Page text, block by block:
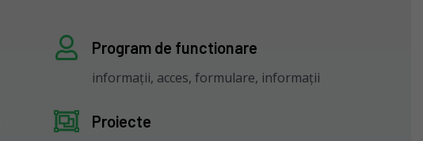
Program de functionare
informații, acces, formulare, informații
Proiecte